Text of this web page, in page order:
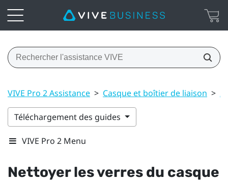
VIVE Pro 2 Assistance > Casque et boîtier de liaison >
Téléchargement des guides
VIVE Pro 2 Menu
Nettoyer les verres du casque